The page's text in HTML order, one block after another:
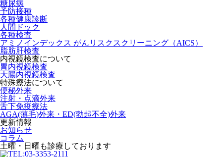
糖尿病
予防接種
各種健康診断
人間ドック
各種検査
アミノインデックス がんリスクスクリーニング（AICS）
脂肪肝検査
内視鏡検査について
胃内視鏡検査
大腸内視鏡検査
特殊療法について
便秘外来
注射・点滴外来
舌下免疫療法
AGA(薄毛)外来・ED(勃起不全)外来
更新情報
お知らせ
コラム
土曜・日曜 も診療しております